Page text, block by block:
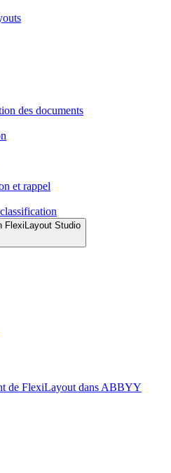
des documents
et rappel
FlexiLayout Studio
de FlexiLayout dans ABBYY